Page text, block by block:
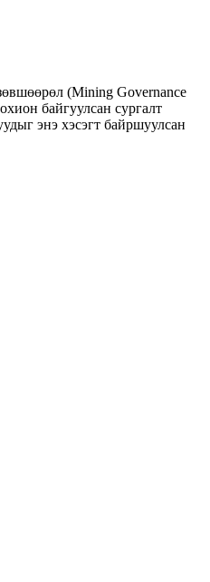
(Mining Governance
байгуулсан сургалт
энэ хэсэгт байршуулсан